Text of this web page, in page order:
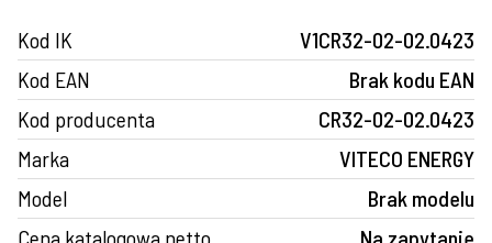
Kod IK
V1CR32-02-02.0423
Kod EAN
Brak kodu EAN
Kod producenta
CR32-02-02.0423
Marka
VITECO ENERGY
Model
Brak modelu
Cena katalogowa netto
Na zapytanie